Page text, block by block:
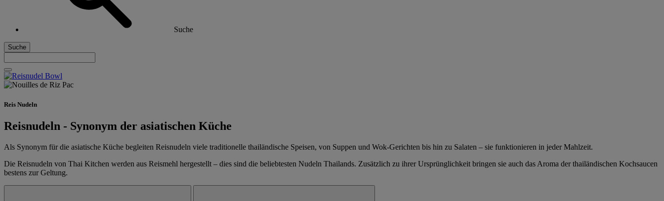
Suche
Suche
Reis Nudeln
Reisnudeln - Synonym der asiatischen Küche
Als Synonym für die asiatische Küche begleiten Reisnudeln viele traditionelle thailändische Speisen, von Suppen und Wok-Gerichten bis hin zu Salaten – sie funktionieren in jeder Mahlzeit.
Die Reisnudeln von Thai Kitchen werden aus Reismehl hergestellt – dies sind die beliebtesten Nudeln Thailands. Zusätzlich zu ihrer Ursprünglichkeit bringen sie auch das Aroma der thailändischen Kochsaucen
bestens zur Geltung.